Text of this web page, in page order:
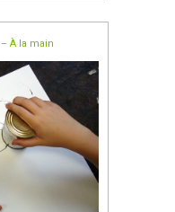
– À la main